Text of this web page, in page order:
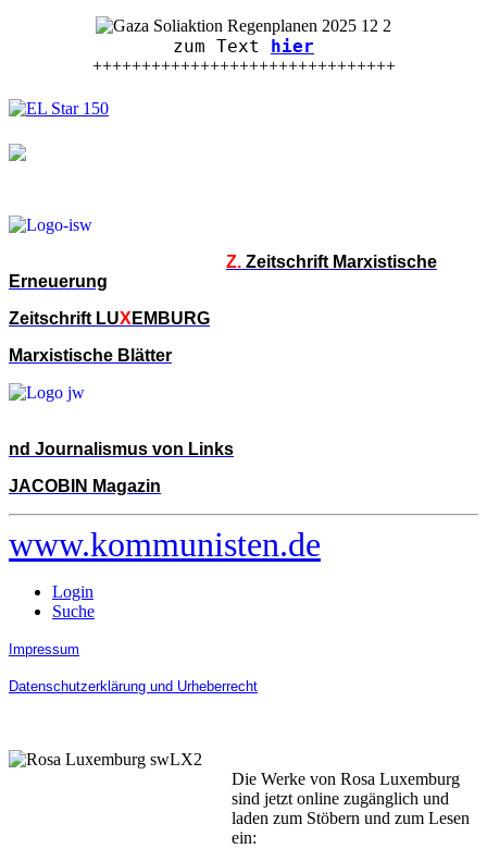
zum Text hier
+++++++++++++++++++++++++++++++
Z. Zeitschrift Marxistische
Erneuerung
Zeitschrift LUX EMBURG
Marxistische Blätter
nd Journalismus von Links
JACOBIN Magazin
www.kommunisten.de
Login
Suche
Impressum
Datenschutzerklärung und Urheberrecht
Die Werke von Rosa Luxemburg
sind jetzt online zugänglich und
laden zum Stöbern und zum Lesen
ein: